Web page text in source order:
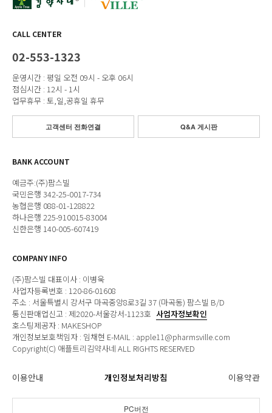
CALL CENTER
02-553-1323
운영시간 : 평일 오전 09시 - 오후 06시
점심시간 : 12시 - 1시
업무휴무 : 토,일,공휴일 휴무
고객센터 전화연결 Q&A 게시판
BANK ACCOUNT
예금주:(주)팜스빌
국민은행 342-25-0017-734
농협은행 088-01-128822
하나은행 225-910015-83004
신한은행 140-005-607419
COMPANY INFO
(주)팜스빌 대표이사 : 이병욱
사업자등록번호 : 120-86-01608
주소 : 서울특별시 강서구 마곡중앙8로3길 37 (마곡동) 팜스빌 B/D
통신판매업신고 : 제2020-서울강서-1123호 사업자정보확인
호스팅제공자 : MAKESHOP
개인정보보호책임자 : 임채현 E-MAIL : apple11@pharmsville.com
Copyright(C) 애플트리김약사네 ALL RIGHTS RESERVED
이용안내 개인정보처리방침 이용약관
PC버전